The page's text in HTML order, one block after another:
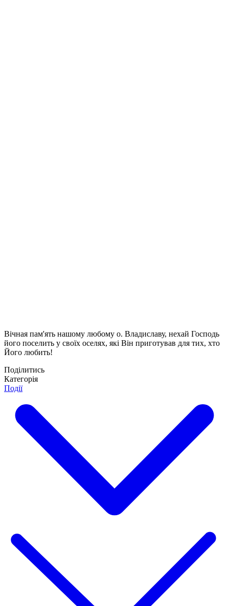
Вічная пам'ять нашому любому о. Владиславу, нехай Господь
його поселить у своїх оселях, які Він приготував для тих, хто
Його любить!
Поділитись
Категорія
Події